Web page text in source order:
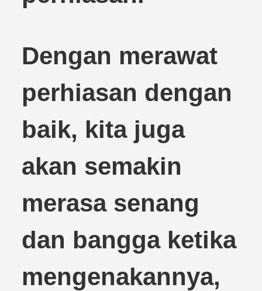
Dengan merawat
perhiasan dengan
baik, kita juga
akan semakin
merasa senang
dan bangga ketika
mengenakannya,